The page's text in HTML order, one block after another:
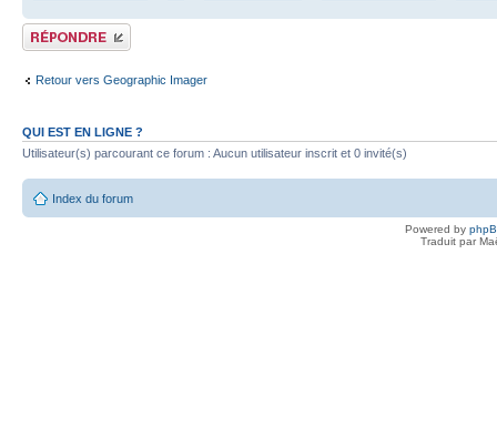
Publier une réponse
Retour vers Geographic Imager
QUI EST EN LIGNE ?
Utilisateur(s) parcourant ce forum : Aucun utilisateur inscrit et 0 invité(s)
Index du forum
Powered by
Traduit par